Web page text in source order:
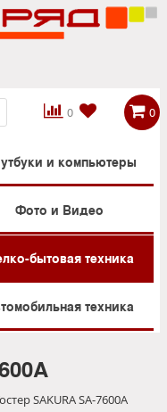
0

 0
и компьютеры
Фото и Видео
бытовая техника
техника
SAKURA SA-7600A